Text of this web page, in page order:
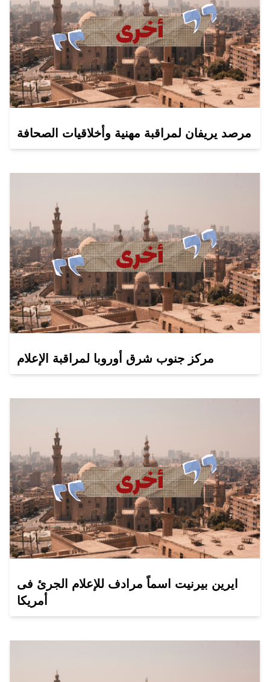
مرصد يريفان لمراقبة مهنية وأخلاقيات الصحافة
مركز جنوب شرق أوروبا لمراقبة الإعلام
ايرين بيرنيت اسماً مرادف للإعلام الجرئ فى
أمريكا